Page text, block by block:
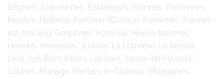
Enghien, Erquelinnes, Estaimpuis, Estinnes, Farciennes,
Fleurus, Flobecq, Fontaine-l’Evêque, Frameries, Frasnes-
lez-Anvaing, Gerpinnes, Ham-sur-Heure-Nalinnes,
Hensies, Honnelles, Jurbise, La Louvière, Le Roeulx,
Lens, Les Bons Villers, Lessines, Leuze-en-Hainaut,
Lobbes, Manage, Merbes-le-Château, Momignies,